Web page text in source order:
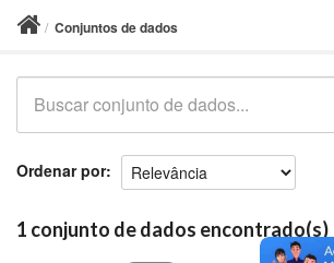
no
Conjuntos de dados
Ordenar por
1 conjunto de dados encontrado(s)